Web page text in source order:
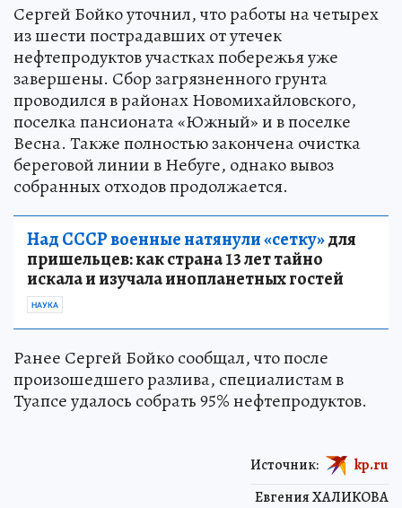
Сергей Бойко уточнил, что работы на четырех
из шести пострадавших от утечек
нефтепродуктов участках побережья уже
завершены. Сбор загрязненного грунта
проводился в районах Новомихайловского,
поселка пансионата «Южный» и в поселке
Весна. Также полностью закончена очистка
береговой линии в Небуге, однако вывоз
собранных отходов продолжается.
Над СССР военные натянули «сетку»для
пришельцев: как страна 13 лет тайно
искала и изучала инопланетных гостей
НАУКА
Ранее Сергей Бойко сообщал, что после
произошедшего разлива, специалистам в
Туапсе удалось собрать 95% нефтепродуктов.
Евгения ХАЛИКОВА
Источник: kp.ru